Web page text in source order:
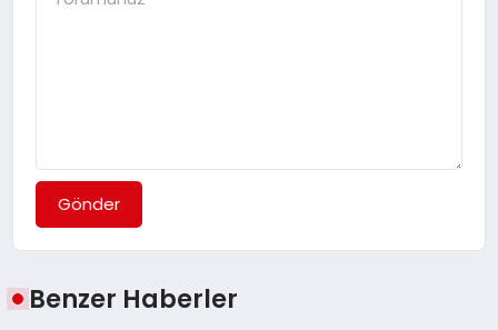
Gönder
Benzer Haberler